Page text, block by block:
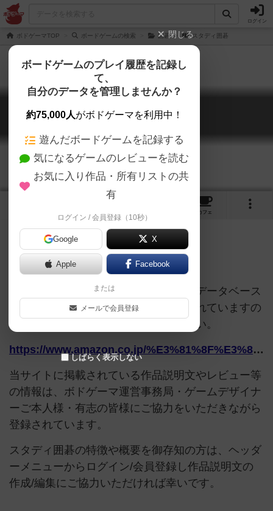
ログイン
ボドゲーマTOP ボードゲームの検索 囲碁 スタディ囲碁
スタディ囲碁
Study Igo
カフェ
ご協力ください
このページは情報が不足しています。データベース
追加申請時に以下の参考URLが入力されていますの
で、よろしければこちらもご覧ください。
https://www.amazon.co.jp/%E3%81%8F%E3%82%82%E3%82%93%E5%87%BA%E7%89%88-%E3%82%B9%E3%82%BF%E3%83%87%E3%82%A3%E5%9B%B2%E7%A2%81/dp/B0076R2YD6
当サイトに掲載されている作品説明文やレビュー等
の情報は、ボドゲーマ運営事務局・ゲームデザイナ
ーご本人様・有志の皆様にご協力をいただきながら
登録されています。
スタディ囲碁の特徴や概要を御存知の方は、ヘッダ
ーメニューからログイン/会員登録し作品説明文の
作成/編集にご協力いただければ幸いです。
閉じる
ボードゲームのプレイ履歴を記録し
て、
自分のデータを管理しませんか？
約75,000人がボドゲーマを利用中！
遊んだボードゲームを記録する
気になるゲームのレビューを読む
お気に入り作品・所有リストの共
有
ログイン / 会員登録（10秒）
Google X
Apple Facebook
または
メールで会員登録
しばらく表示しない